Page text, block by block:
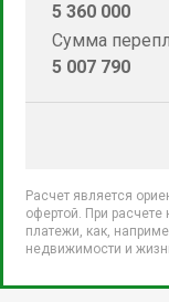
5 360 000
Сумма
5 007 790
Расчет является
офертой. При
платежи, как,
недвижимости и